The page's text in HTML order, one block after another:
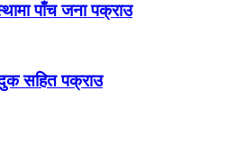
पाँच जना पक्राउ
सहित पक्राउ